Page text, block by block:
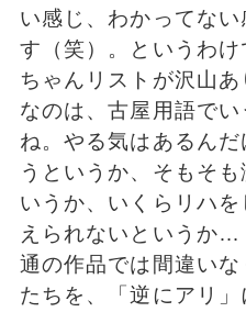
い感じ、わかってな
す（笑）。というわ
ちゃんリストが沢山
なのは、古屋用語で
ね。やる気はあるん
うというか、そもそ
いうか、いくらリハ
えられないというか…
通の作品では間違い
たちを、「逆にアリ